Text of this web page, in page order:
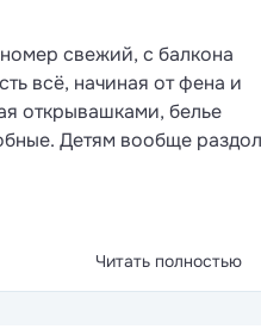
свежий, с балкона
всё, начиная от фена и
открывашками, белье
Детям вообще
стандартно для
Читать полностью